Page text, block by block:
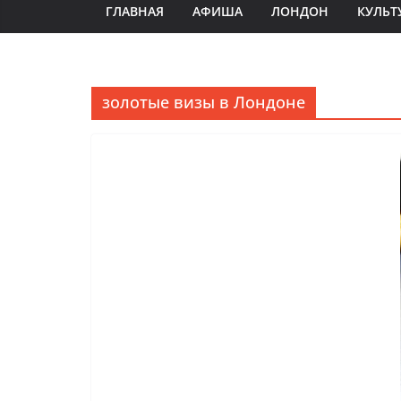
ГЛАВНАЯ АФИША ЛОНДОН
золотые визы в Лондоне